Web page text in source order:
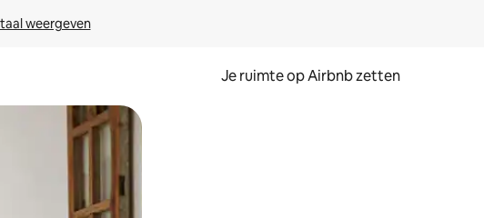
weergeven
Je ruimte op Airbnb zetten